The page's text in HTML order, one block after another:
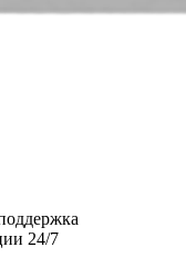
24/7